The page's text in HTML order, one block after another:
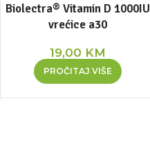
Biolectra® Vitamin D 1000IU
vrećice a30
19,00 KM
PROČITAJ VIŠE